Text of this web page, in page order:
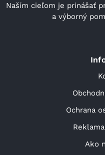
Naším cieľom je prinášať
a výborný
Ochrana
Ako